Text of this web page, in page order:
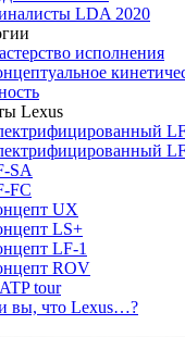
LDA 2020
исполнения
Lexus
SA
FC
UX
LS+
LF-1
ROV
tour
вы, что Lexus…?